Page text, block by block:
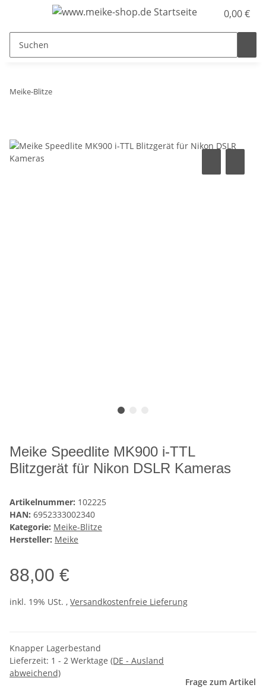
0,00 €
Meike-Blitze
Meike Speedlite MK900 i-TTL
Blitzgerät für Nikon DSLR Kameras
Artikelnummer: 102225
HAN: 6952333002340
Kategorie: Meike-Blitze
Hersteller: Meike
88,00 €
inkl. 19% USt. , Versandkostenfreie Lieferung
Knapper Lagerbestand
Lieferzeit: 1 - 2 Werktage (DE - Ausland
abweichend)
Frage zum Artikel